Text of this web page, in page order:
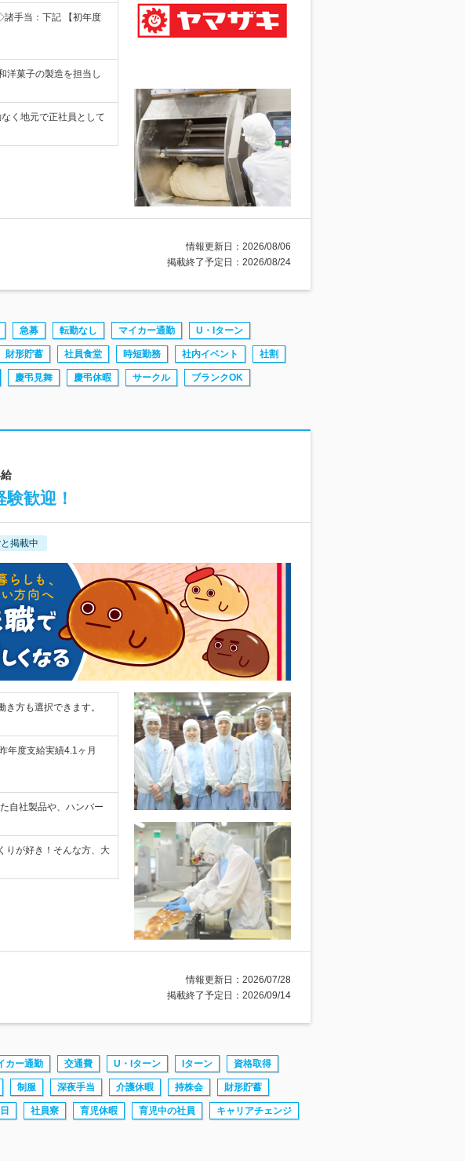
手当：下記 【初年度
洋菓子の製造を担当し
く地元で正社員として
情報更新日：2026/08/06
掲載終了予定日：2026/08/24
急募 転勤なし マイカー通勤 U・Iターン
財形貯蓄 社員食堂 時短勤務 社内イベント 社割
慶弔見舞 慶弔休暇 サークル ブランクOK
歓迎！
掲載中
方も選択できます。
年度支給実績4.1ヶ月
自社製品や、ハンバー
りが好き！そんな方、大
情報更新日：2026/07/28
掲載終了予定日：2026/09/14
カー通勤 交通費 U・Iターン Iターン 資格取得
制服 深夜手当 介護休暇 持株会 財形貯蓄
社員寮 育児休暇 育児中の社員 キャリアチェンジ